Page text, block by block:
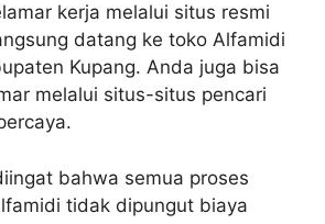
kerja melalui situs resmi
datang ke toko Alfamidi
Kupang. Anda juga bisa
melalui situs-situs pencari
bahwa semua proses
tidak dipungut biaya